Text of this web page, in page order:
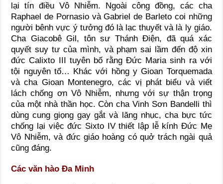
lại tín điều Vô Nhiễm. Ngoài công đồng, các cha
Raphael de Pornasio và Gabriel de Barleto coi những
người bênh vực ý tưởng đó là lạc thuyết và là ly giáo.
Cha Giacobê Gil, tôn sư Thánh Điện, đã quá xác
quyết suy tư của mình, và phạm sai lầm đến độ xin
đức Calixto III tuyên bố rằng Đức Maria sinh ra với
tội nguyên tổ… Khác với hồng y Gioan Torquemada
và cha Gioan Montenegro, các vị phát biểu và viết
lách chống ơn Vô Nhiễm, nhưng với sự thận trọng
của một nhà thần học. Còn cha Vinh Sơn Bandelli thì
dùng cung giọng gay gắt và lăng nhục, cha bực tức
chống lại việc đức Sixto IV thiết lập lễ kính Đức Mẹ
Vô Nhiễm, và đức giáo hoàng có quở trách ngài quả
cũng đáng.
Các văn hào Đa Minh